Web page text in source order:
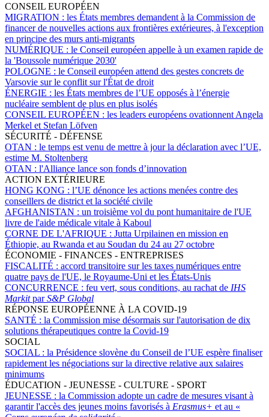
CONSEIL EUROPÉEN
MIGRATION : les États membres demandent à la Commission de
financer de nouvelles actions aux frontières extérieures, à l'exception
en principe des murs anti-migrants
NUMÉRIQUE : le Conseil européen appelle à un examen rapide de
la 'Boussole numérique 2030'
POLOGNE : le Conseil européen attend des gestes concrets de
Varsovie sur le conflit sur l'État de droit
ÉNERGIE : les États membres de l’UE opposés à l’énergie
nucléaire semblent de plus en plus isolés
CONSEIL EUROPÉEN : les leaders européens ovationnent Angela
Merkel et Stefan Löfven
SÉCURITÉ - DÉFENSE
OTAN : le temps est venu de mettre à jour la déclaration avec l’UE,
estime M. Stoltenberg
OTAN : l'Alliance lance son fonds d’innovation
ACTION EXTÉRIEURE
HONG KONG : l’UE dénonce les actions menées contre des
conseillers de district et la société civile
AFGHANISTAN : un troisième vol du pont humanitaire de l'UE
livre de l'aide médicale vitale à Kaboul
CORNE DE L'AFRIQUE : Jutta Urpilainen en mission en
Éthiopie, au Rwanda et au Soudan du 24 au 27 octobre
ÉCONOMIE - FINANCES - ENTREPRISES
FISCALITÉ : accord transitoire sur les taxes numériques entre
quatre pays de l'UE, le Royaume-Uni et les États-Unis
CONCURRENCE : feu vert, sous conditions, au rachat de IHS
MarkitparS&P Global
RÉPONSE EUROPÉENNE À LA COVID-19
SANTÉ : la Commission mise désormais sur l'autorisation de dix
solutions thérapeutiques contre la Covid-19
SOCIAL
SOCIAL : la Présidence slovène du Conseil de l’UE espère finaliser
rapidement les négociations sur la directive relative aux salaires
minimums
ÉDUCATION - JEUNESSE - CULTURE - SPORT
JEUNESSE : la Commission adopte un cadre de mesures visant à
garantir l'accès des jeunes moins favorisés à Erasmus+ et au «